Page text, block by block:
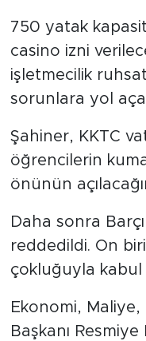
750 yatak
casino izni
işletmecilik
sorunlara yol
Şahiner, KKTC
öğrencilerin
önünün
Daha sonra
reddedildi. On
çokluğuyla kabul
Ekonomi,
Başkanı